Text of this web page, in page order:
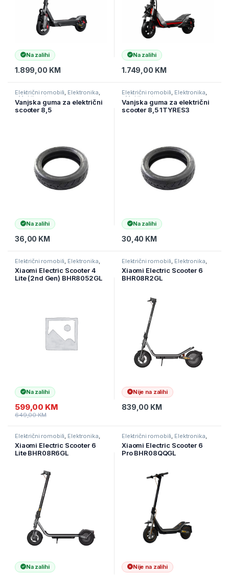
Na zalihi
1.899,00 KM
Na zalihi
1.749,00 KM
Električni romobili, Elektronika,
eMobilnost
Vanjska guma za električni
scooter 8,5
Na zalihi
36,00 KM
Električni romobili, Elektronika,
eMobilnost
Vanjska guma za električni
scooter 8,5 1TYRES3
Na zalihi
30,40 KM
Električni romobili Elektronika
Xiaomi Electric Scooter 4
Lite (2nd Gen) BHR8052GL
Na zalihi
599,00 KM
649,00KM
Električni romobili Elektronika
Xiaomi Electric Scooter 6
BHR08R2GL
Nije na zalihi
839,00 KM
Električni romobili Elektronika
Xiaomi Electric Scooter 6
Lite BHR08R6GL
Na zalihi
Električni romobili Elektronika
Xiaomi Electric Scooter 6
Pro BHR08QQGL
Nije na zalihi